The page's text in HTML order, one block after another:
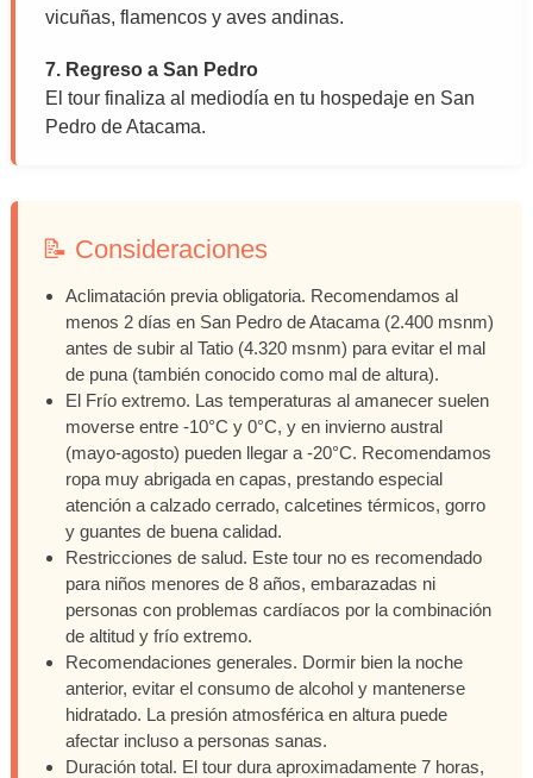
vicuñas, flamencos y aves andinas.
7. Regreso a San Pedro
El tour finaliza al mediodía en tu hospedaje en San
Pedro de Atacama.
📝 Consideraciones
Aclimatación previa obligatoria. Recomendamos al
menos 2 días en San Pedro de Atacama (2.400 msnm)
antes de subir al Tatio (4.320 msnm) para evitar el mal
de puna (también conocido como mal de altura).
El Frío extremo. Las temperaturas al amanecer suelen
moverse entre -10°C y 0°C, y en invierno austral
(mayo-agosto) pueden llegar a -20°C. Recomendamos
ropa muy abrigada en capas, prestando especial
atención a calzado cerrado, calcetines térmicos, gorro
y guantes de buena calidad.
Restricciones de salud. Este tour no es recomendado
para niños menores de 8 años, embarazadas ni
personas con problemas cardíacos por la combinación
de altitud y frío extremo.
Recomendaciones generales. Dormir bien la noche
anterior, evitar el consumo de alcohol y mantenerse
hidratado. La presión atmosférica en altura puede
afectar incluso a personas sanas.
Duración total. El tour dura aproximadamente 7 horas,